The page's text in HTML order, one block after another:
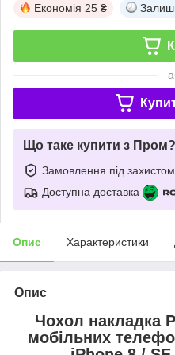
Економія 25 ₴
Що таке купити з Пром?
Замовлення під захистом
Доступна доставка
Опис Характеристики
Опис
Чохол накладка
мобільних